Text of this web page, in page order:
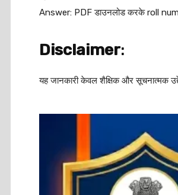
Answer: PDF डाउनलोड करके roll
Disclaimer:
यह जानकारी केवल शैक्षिक और सूचनात्मक